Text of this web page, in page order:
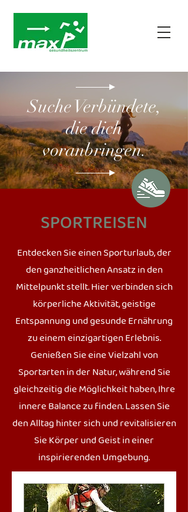
Suche Verbündete,
die dich
voranbringen.
SPORTREISEN
Entdecken Sie einen Sporturlaub, der
den ganzheitlichen Ansatz in den
Mittelpunkt stellt. Hier verbinden sich
körperliche Aktivität, geistige
Entspannung und gesunde Ernährung
zu einem einzigartigen Erlebnis.
Genießen Sie eine Vielzahl von
Sportarten in der Natur, während Sie
gleichzeitig die Möglichkeit haben, Ihre
innere Balance zu finden. Lassen Sie
den Alltag hinter sich und revitalisieren
Sie Körper und Geist in einer
inspirierenden Umgebung.